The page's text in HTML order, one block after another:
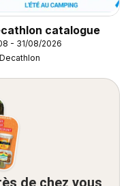
catalogue
- 31/08/2026
Decathlon
de chez vous